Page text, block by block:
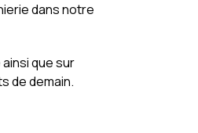
dans notre
que sur
de demain.